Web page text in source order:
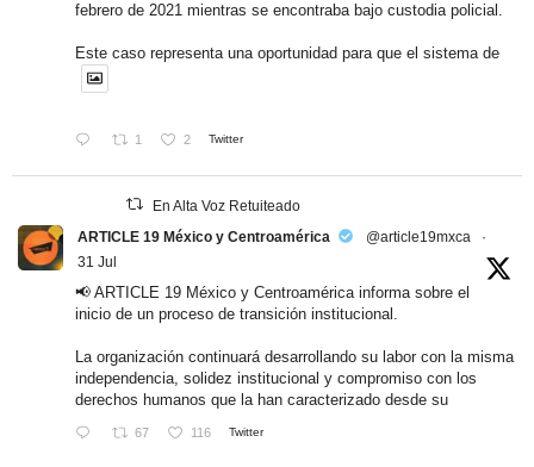
febrero de 2021 mientras se encontraba bajo custodia policial.
Este caso representa una oportunidad para que el sistema de
1 2 Twitter
En Alta Voz Retuiteado
ARTICLE 19 México y Centroamérica
@article19mxca
·
31 Jul
📢 ARTICLE 19 México y Centroamérica informa sobre el
inicio de un proceso de transición institucional.
La organización continuará desarrollando su labor con la misma
independencia, solidez institucional y compromiso con los
derechos humanos que la han caracterizado desde su
67 116 Twitter